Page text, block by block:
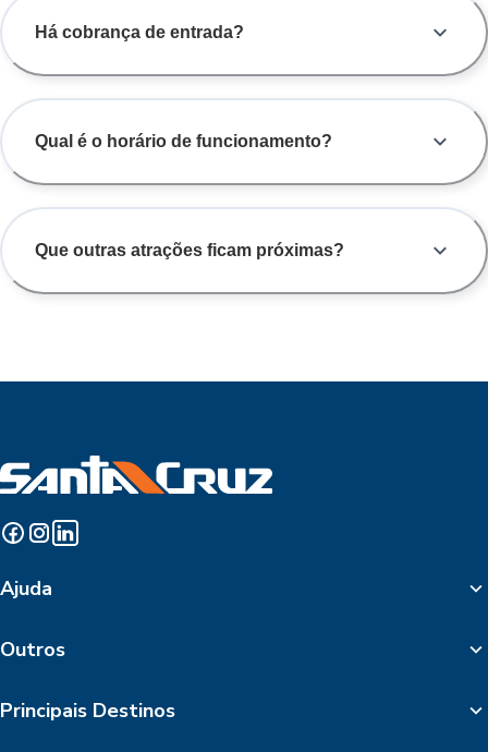
Há cobrança de entrada?
Qual é o horário de funcionamento?
Que outras atrações ficam próximas?
Ajuda
Outros
Principais Destinos